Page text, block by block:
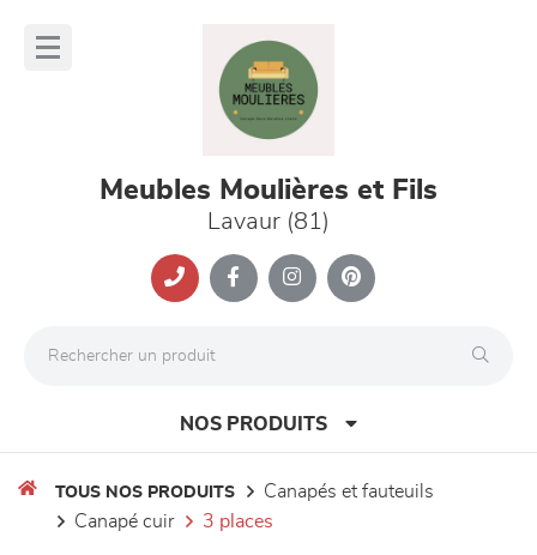
Meubles Moulières et Fils
Lavaur (81)
NOS PRODUITS
TOUS NOS PRODUITS
canapés et fauteuils
canapé cuir
3 places